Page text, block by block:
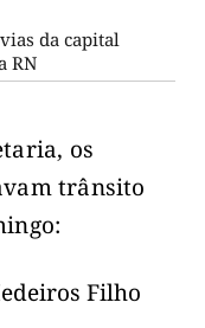
da capital
RN
os
trânsito
Filho